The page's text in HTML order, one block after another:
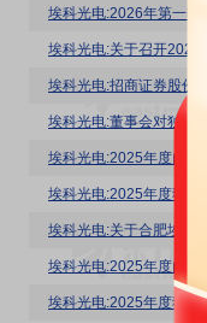
埃科光电:2026年第一季
埃科光电:关于召开2025
埃科光电:招商证券股份
埃科光电:董事会对独立
埃科光电:2025年度内部
埃科光电:2025年度独立
埃科光电:2025年度内部
埃科光电:2025年度独立